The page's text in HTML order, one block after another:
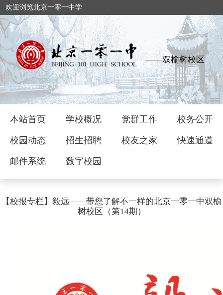
欢迎浏览北京一零一中学
——双榆树校区
本站首页 学校概况 党群工作 校务公开
校园动态 招生招聘 校友之家 快速通道
邮件系统 数字校园
【校报专栏】毅远——带您了解不一样的北京一零一中双榆
树校区（第14期）